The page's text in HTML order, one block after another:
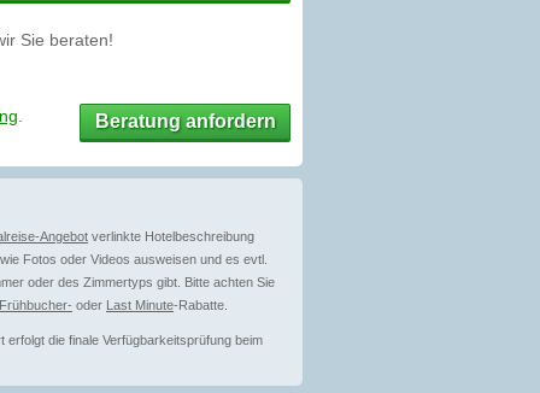
Sie beraten!
Beratung anfordern
Angebot verlinkte Hotelbeschreibung
Fotos oder Videos ausweisen und es evtl.
oder des Zimmertyps gibt. Bitte achten Sie
Frühbucher- oder Last Minute-Rabatte.
die finale Verfügbarkeitsprüfung beim